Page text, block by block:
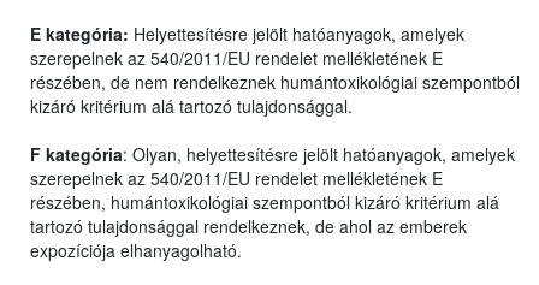
E kategória: Helyettesítésre jelölt hatóanyagok, amelyek
szerepelnek az 540/2011/EU rendelet mellékletének E
részében, de nem rendelkeznek humántoxikológiai szempontból
kizáró kritérium alá tartozó tulajdonsággal.
F kategória: Olyan, helyettesítésre jelölt hatóanyagok, amelyek
szerepelnek az 540/2011/EU rendelet mellékletének E
részében, humántoxikológiai szempontból kizáró kritérium alá
tartozó tulajdonsággal rendelkeznek, de ahol az emberek
expozíciója elhanyagolható.